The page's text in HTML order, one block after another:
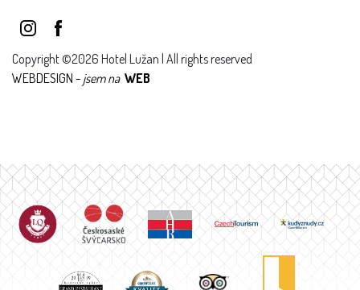
Copyright ©2026 Hotel Lužan | All rights reserved
WEBDESIGN - jsem na WEB